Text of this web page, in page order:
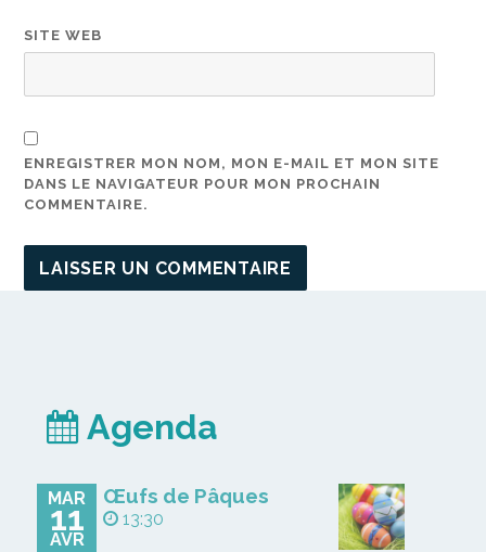
SITE WEB
ENREGISTRER MON NOM, MON E-MAIL ET MON SITE
DANS LE NAVIGATEUR POUR MON PROCHAIN
COMMENTAIRE.
Agenda
MAR
11
AVR
Œufs de Pâques
13:30